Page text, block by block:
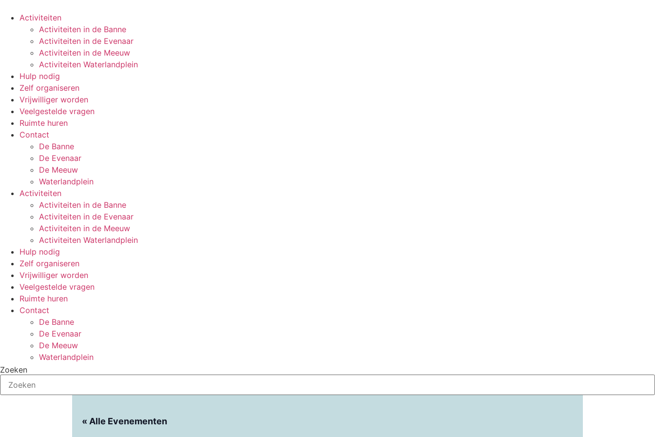
naar Activiteiten
Activiteiten in de Banne
Activiteiten in de Evenaar
Activiteiten in de Meeuw
Activiteiten Waterlandplein
Hulp nodig
Zelf organiseren
Vrijwilliger worden
Veelgestelde vragen
Ruimte huren
Contact
De Banne
De Evenaar
De Meeuw
Waterlandplein
Activiteiten
Activiteiten in de Banne
Activiteiten in de Evenaar
Activiteiten in de Meeuw
Activiteiten Waterlandplein
Hulp nodig
Zelf organiseren
Vrijwilliger worden
Veelgestelde vragen
Ruimte huren
Contact
De Banne
De Evenaar
De Meeuw
Waterlandplein
Zoeken
« Alle Evenementen